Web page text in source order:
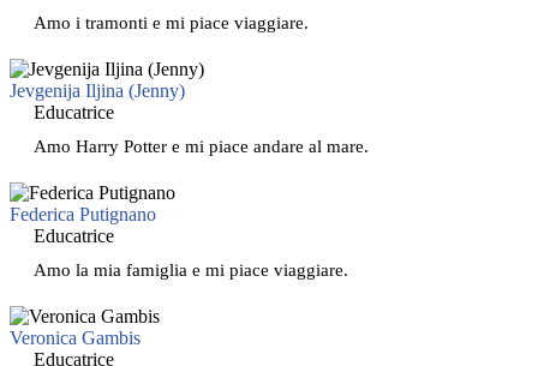
Amo i tramonti e mi piace viaggiare.
Jevgenija Iljina (Jenny)
Educatrice
Amo Harry Potter e mi piace andare al mare.
Federica Putignano
Educatrice
Amo la mia famiglia e mi piace viaggiare.
Veronica Gambis
Educatrice